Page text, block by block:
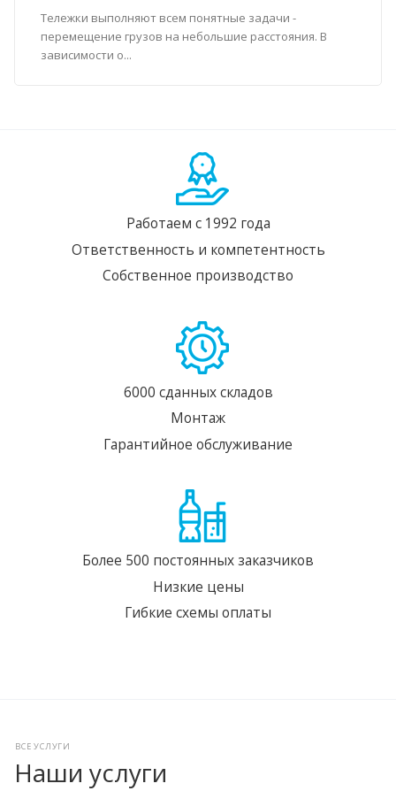
Тележки выполняют всем понятные задачи -
перемещение грузов на небольшие расстояния. В
зависимости о...
Работаем с 1992 года
Ответственность и компетентность
Собственное производство
6000 сданных складов
Монтаж
Гарантийное обслуживание
Более 500 постоянных заказчиков
Низкие цены
Гибкие схемы оплаты
ВСЕ УСЛУГИ
Наши услуги